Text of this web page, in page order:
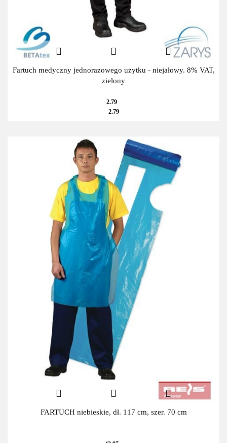
Fartuch medyczny jednorazowego użytku - niejałowy. 8% VAT,
zielony
2.79
2.79
FARTUCH niebieskie, dł. 117 cm, szer. 70 cm